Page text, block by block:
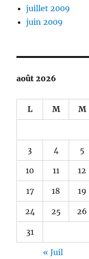
juillet 2009
juin 2009
août 2026
L M M
3 4 5
10 11 12
17 18 19
24 25 26
31
« Juil